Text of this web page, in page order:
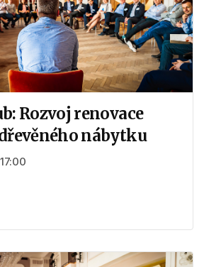
Rozvoj renovace
nábytku